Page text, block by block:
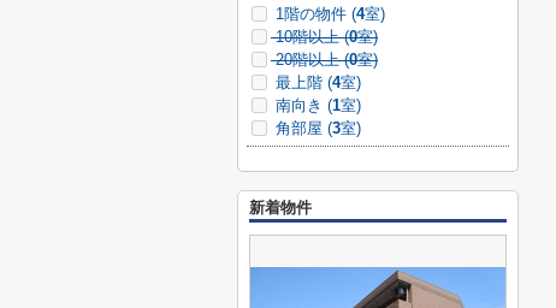
1階の物件 (4室)
10階以上 (0室)
20階以上 (0室)
最上階 (4室)
南向き (1室)
角部屋 (3室)
新着物件